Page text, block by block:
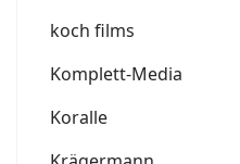
koch films
Komplett-Media
Koralle